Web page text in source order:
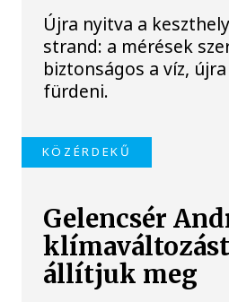
Újra nyitva a
strand: a mérések
biztonságos a víz,
fürdeni.
KÖZÉRDEKŰ
Gelencsér
állítjuk meg